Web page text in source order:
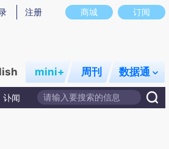
存在偏差。不代表财新观点和立场。推荐点击
商城 订阅
注册
mini+ 周刊 数据通
讣闻